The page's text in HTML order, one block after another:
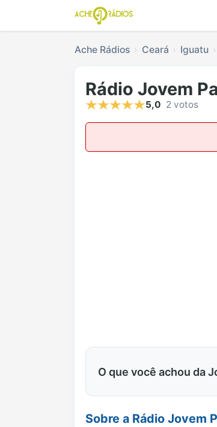
Ache Rádios Ceará Iguatu
Rádio Jovem
5,0 2 votos
O que você achou da
Sobre a Rádio Jovem